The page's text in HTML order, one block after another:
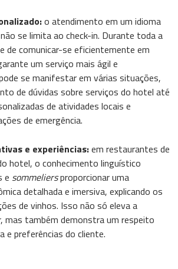
o atendimento em um idioma
se limita ao check-in. Durante toda a
de comunicar-se eficientemente em
um serviço mais ágil e
se manifestar em várias situações,
de dúvidas sobre serviços do hotel até
de atividades locais e
de emergência.
e experiências:em restaurantes de
hotel, o conhecimento linguístico
e sommeliersproporcionar uma
detalhada e imersiva, explicando os
de vinhos. Isso não só eleva a
mas também demonstra um respeito
e preferências do cliente.